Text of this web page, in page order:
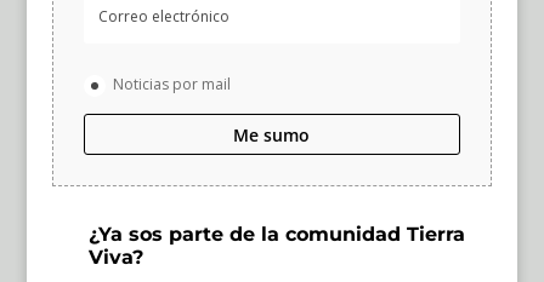
Noticias por mail
Me sumo
¿Ya sos parte de la comunidad Tierra
Viva?